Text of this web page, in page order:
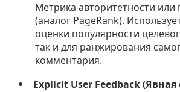
Метрика авторитетности или
(аналог PageRank).
оценки популярности
так и для ранжирования
комментария.
Explicit User Feedback